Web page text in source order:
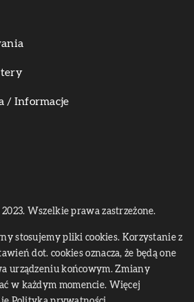
/ Informacje
Wszelkie prawa zastrzeżone.
stosujemy pliki cookies. Korzystanie z
dot. cookies oznacza, że będą one
urządzeniu końcowym. Zmiany
w każdym momencie. Więcej